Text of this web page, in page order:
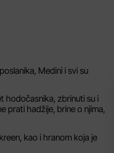
Medini i svi su
hodočasnika, zbrinuti su i
prati hadžije, brine o njima,
kao i hranom koja je